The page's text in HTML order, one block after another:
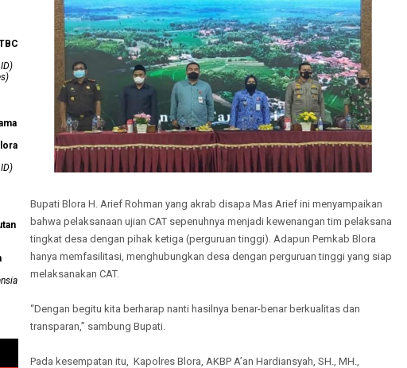
Bupati Blora H. Arief Rohman yang akrab disapa Mas Arief ini menyampaikan
bahwa pelaksanaan ujian CAT sepenuhnya menjadi kewenangan tim pelaksana
tingkat desa dengan pihak ketiga (perguruan tinggi). Adapun Pemkab Blora
hanya memfasilitasi, menghubungkan desa dengan perguruan tinggi yang siap
melaksanakan CAT.
“Dengan begitu kita berharap nanti hasilnya benar-benar berkualitas dan
transparan,” sambung Bupati.
Pada kesempatan itu, Kapolres Blora, AKBP A’an Hardiansyah, SH., MH.,